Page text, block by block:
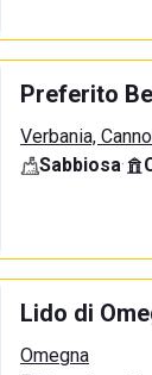
Preferito
Verbania,
Sabbiosa·
Lido di
Omegna